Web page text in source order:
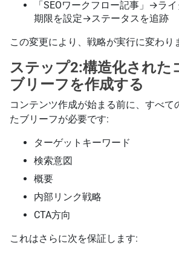
「SEOワークフロー記事」→ラ
期限を設定→ステータスを追跡
この変更により、戦略が実行に変わり
ステップ2:構造化された
ブリーフを作成する
コンテンツ作成が始まる前に、すべて
たブリーフが必要です:
ターゲットキーワード
検索意図
概要
内部リンク戦略
CTA方向
これはさらに次を保証します: